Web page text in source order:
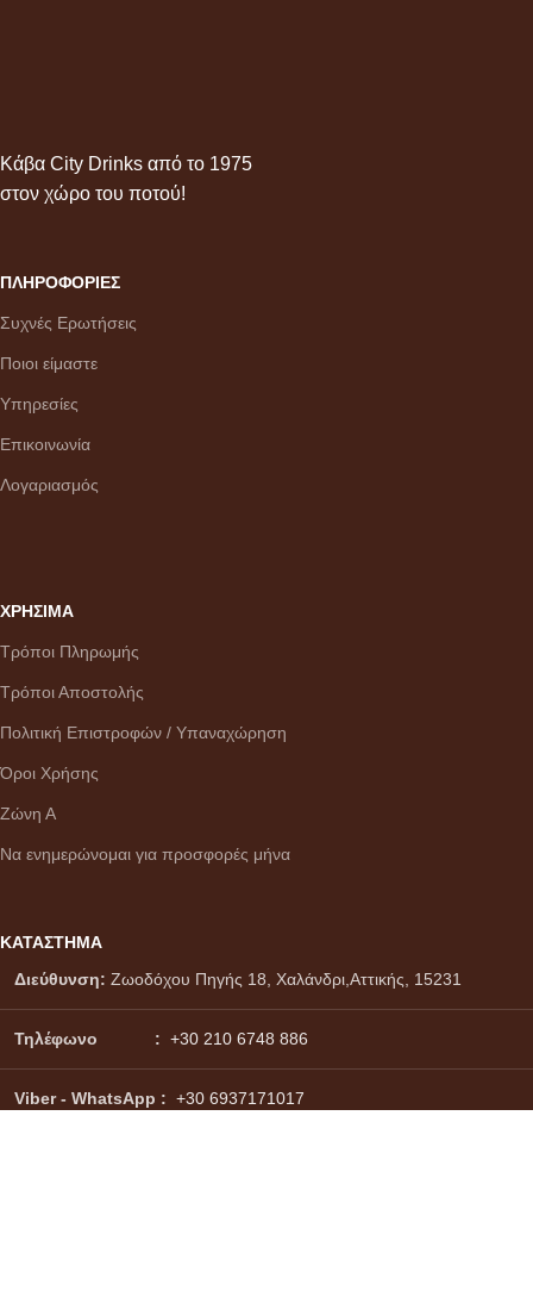
Κάβα City Drinks από το 1975
στον χώρο του ποτού!
ΠΛΗΡΟΦΟΡΙΕΣ
Συχνές Ερωτήσεις
Ποιοι είμαστε
Υπηρεσίες
Επικοινωνία
Λογαριασμός
ΧΡΗΣΙΜΑ
Τρόποι Πληρωμής
Τρόποι Αποστολής
Πολιτική Επιστροφών / Υπαναχώρηση
Όροι Χρήσης
Ζώνη Α
Να ενημερώνομαι για προσφορές μήνα
ΚΑΤΑΣΤΗΜΑ
Διεύθυνση: Ζωοδόχου Πηγής 18, Χαλάνδρι,Αττικής, 15231
Τηλέφωνο : +30 210 6748 886
Viber - WhatsApp : +30 6937171017